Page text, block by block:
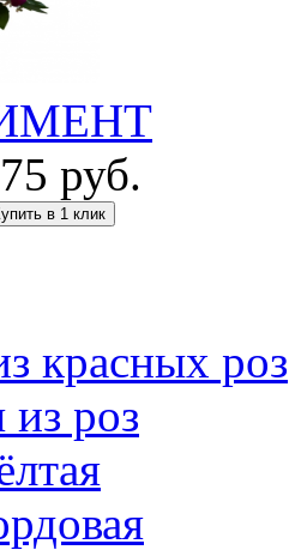
руб.
в 1 клик
красных роз
из роз